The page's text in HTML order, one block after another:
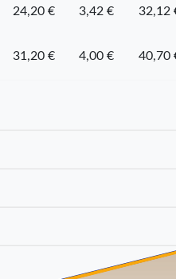
24,20 € 3,42 €
32,12
31,20 € 4,00 € 40,70